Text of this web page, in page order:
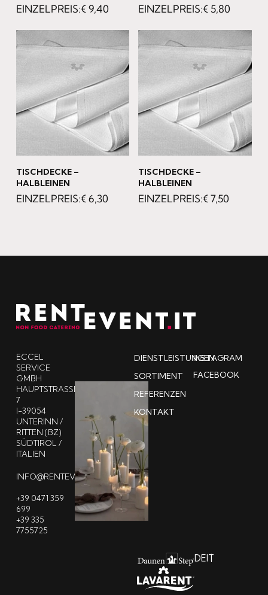
€9,40 € 5,80
TISCHDECKE –
HALBLEINEN
€6,30
TISCHDECKE –
HALBLEINEN
€7,50
ECCEL
SERVICE
GMBH
HAUPTSTRASSE 7
I-39054
UNTERINN /
RITTEN (BZ)
SÜDTIROL /
ITALIEN
INFO@RENTEVENT.IT
+39 0471 359
699
+39 335
7755725
DIENSTLEISTUNGEN
SORTIMENT
REFERENZEN
KONTAKT
INSTAGRAM
FACEBOOK
DE IT